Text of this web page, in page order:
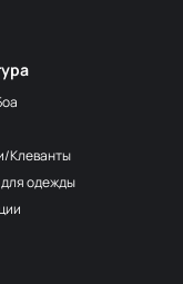
Клеванты
одежды